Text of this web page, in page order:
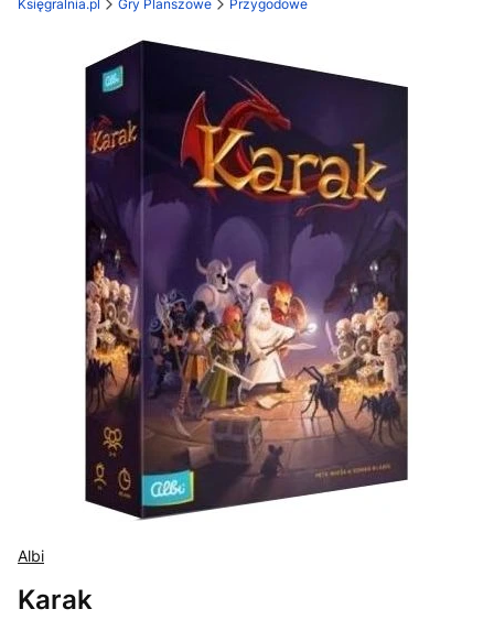
Księgralnia.pl Gry Planszowe Przygodowe
Albi
Karak